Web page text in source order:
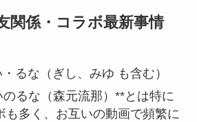
関係・コラボ最新事情
るな（ぎし、みゆ も含む）
るな（森元流那）**とは特に
も多く、お互いの動画で頻繁に